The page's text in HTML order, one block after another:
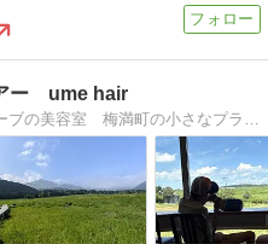
ー ume hair
福岡県久留米市の天然ヘナ&ハーブの美容室 梅満町の小さなプライベートサロンです。